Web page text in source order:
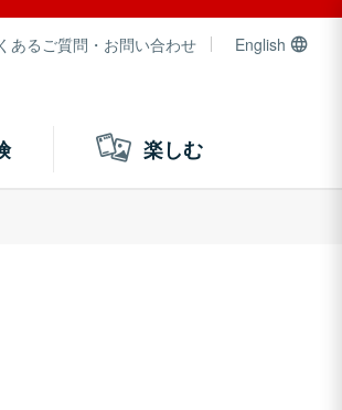
あるご質問・お問い合わせ English
楽しむ